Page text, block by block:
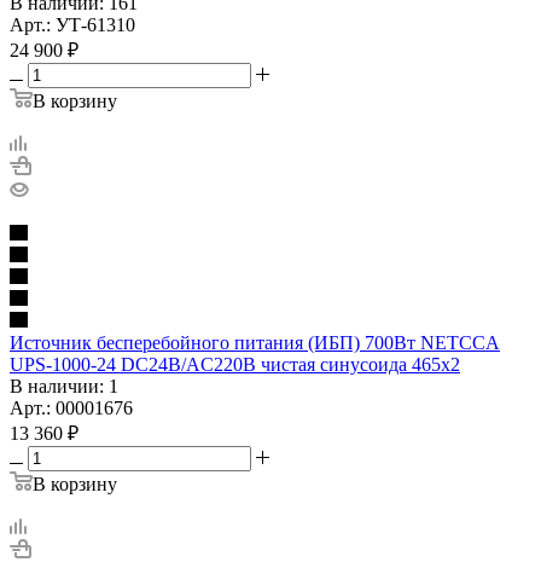
Арт.: УТ-61310
24 900 ₽
В корзину
Источник бесперебойного питания (ИБП) 700Вт NETCCA
UPS-1000-24 DC24B/AC220B чистая синусоида 465х2
В наличии: 1
Арт.: 00001676
13 360 ₽
В корзину